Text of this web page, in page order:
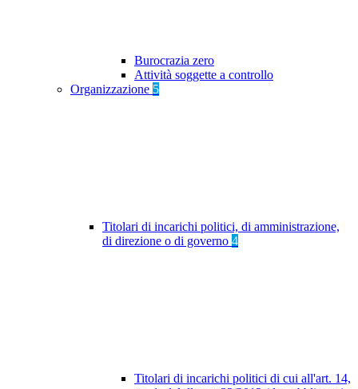
Burocrazia zero
Attività soggette a controllo
Organizzazione 5
Titolari di incarichi politici, di amministrazione,
di direzione o di governo 4
Titolari di incarichi politici di cui all'art. 14,